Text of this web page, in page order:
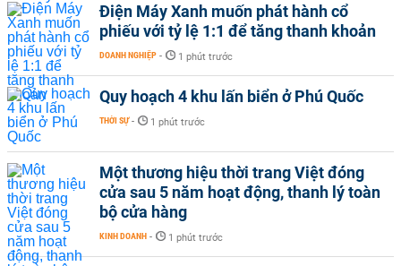
Điện Máy Xanh muốn phát hành cổ
phiếu với tỷ lệ 1:1 để tăng thanh khoản
DOANH NGHIỆP - 1 phút trước
Quy hoạch 4 khu lấn biển ở Phú Quốc
THỜI SỰ - 1 phút trước
Một thương hiệu thời trang Việt đóng
cửa sau 5 năm hoạt động, thanh lý toàn
bộ cửa hàng
KINH DOANH - 1 phút trước